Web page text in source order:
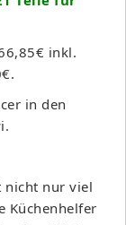
inkl.
in den
nicht nur viel
Küchenhelfer